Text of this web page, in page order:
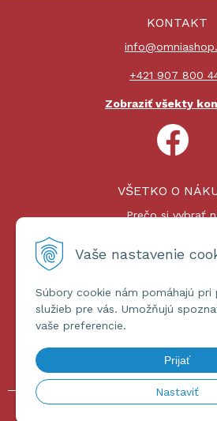
Vaše nastavenie
Súbory cookie nám pomáhajú pri
služieb pre vás. Umožňujú
vaše preferencie.
Prijať
Nastaviť
KONTAKT
+421 907 800
Zobraziť všekty
VŠETKO O
Prečo si vybrať
Platby a
ĎALŠIE
Obchodné
Ochrana osobných
© 2026 omniashop.sk •tvorba eshopu